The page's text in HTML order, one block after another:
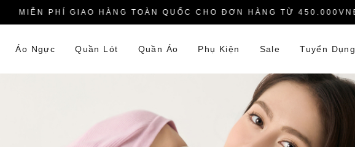
MIỄN PHÍ GIAO HÀNG TOÀN QUỐC CHO ĐƠN HÀNG TỪ 450.000VNĐ
Áo Ngực Quần Lót Quần Áo Phụ Kiện Sale Tuyển Dụng